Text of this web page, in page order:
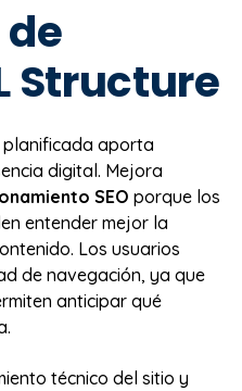
Structure
planificada aporta
digital. Mejora
SEO porque los
entender mejor la
Los usuarios
de navegación, ya que
anticipar qué
técnico del sitio y